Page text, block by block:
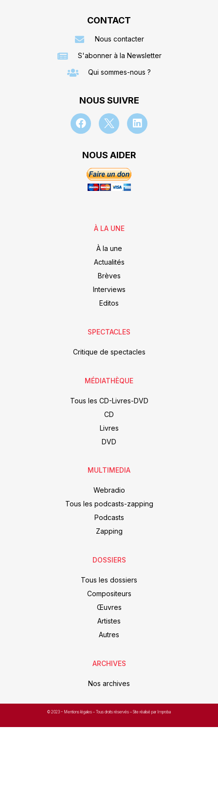
CONTACT
Nous contacter
S'abonner à la Newsletter
Qui sommes-nous ?
NOUS SUIVRE
NOUS AIDER
À LA UNE
À la une
Actualités
Brèves
Interviews
Editos
SPECTACLES
Critique de spectacles
MÉDIATHÈQUE
Tous les CD-Livres-DVD
CD
Livres
DVD
MULTIMEDIA
Webradio
Tous les podcasts-zapping
Podcasts
Zapping
DOSSIERS
Tous les dossiers
Compositeurs
Œuvres
Artistes
Autres
ARCHIVES
Nos archives
© 2023 – Mentions légales – Tous droits réservés – Site réalisé par Improba